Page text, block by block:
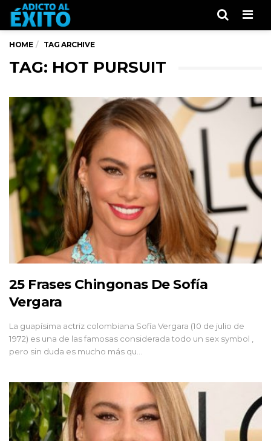
HOME TAG ARCHIVE
TAG: HOT PURSUIT
25 Frases Chingonas De Sofía
Vergara
La guapísima actriz colombiana Sofía Vergara (10 de julio de
1972) es una de las famosas considerada todo un sex symbol ,
pero sin duda es mucho más qu…